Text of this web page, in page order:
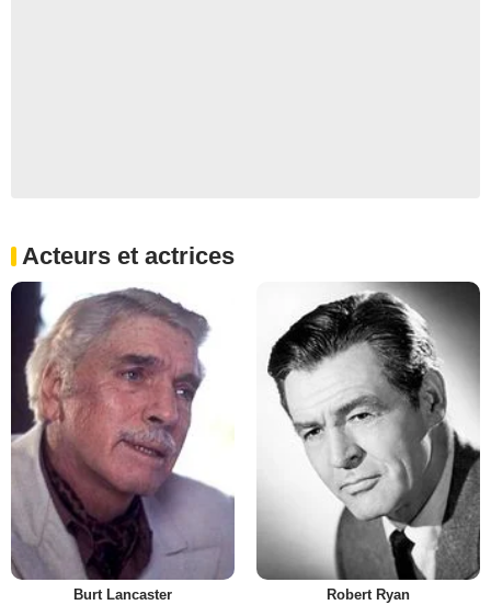
Acteurs et actrices
Burt Lancaster Robert Ryan